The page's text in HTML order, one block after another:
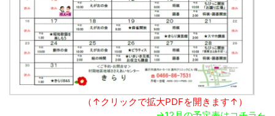
（↑クリックで拡大PDFを開きます↑）